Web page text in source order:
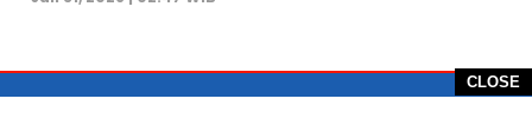
CLOSE